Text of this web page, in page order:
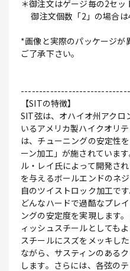
＊御注文はゲージ毎の2セッ
御注文個数「2」の場合は
*画像と実際のパッケージが
ご了承下さい。
【SITの特徴】
SIT弦は、オハイオ州アクロ
いるアメリカ製ハイクオリ
は、チューニングの安定性
ーン加工」が施されていま
ル・レイ氏によって開発さ
を与えるボールエンドのネ
自のツイストロック加工で
どんなハードで過酷なプレ
ングの安定度を実現します
ィッシュスチールとしても
スチールにスズをメッキし
ながら、サスティンのある
します。さらには、各弦の